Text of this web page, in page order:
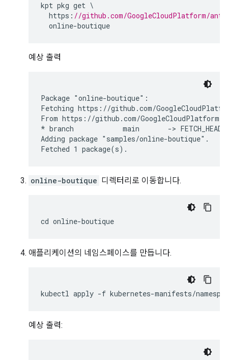
kpt pkg get
https : //github.com/GoogleCloudPlatform/
online-boutique
예상 출력
Package "online-boutique":
Fetching https://github.com/
From https://github.com/GoogleCloudPlatform/
* branch            main       -> FETCH_HEAD
Adding package "samples/online-boutique".
online-boutique 디렉터리로 이동합니다.
애플리케이션의 네임스페이스를 만듭니다.
예상 출력: